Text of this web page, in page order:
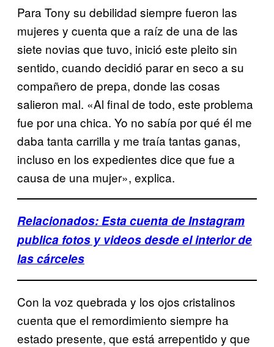
Para Tony su debilidad siempre fueron las
mujeres y cuenta que a raíz de una de las
siete novias que tuvo, inició este pleito sin
sentido, cuando decidió parar en seco a su
compañero de prepa, donde las cosas
salieron mal. «Al final de todo, este problema
fue por una chica. Yo no sabía por qué él me
daba tanta carrilla y me traía tantas ganas,
incluso en los expedientes dice que fue a
causa de una mujer», explica.
Relacionados: Esta cuenta de Instagram
publica fotos y videos desde el interior de
las cárceles
Con la voz quebrada y los ojos cristalinos
cuenta que el remordimiento siempre ha
estado presente, que está arrepentido y que